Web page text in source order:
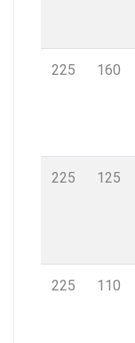
225 160
225 125
225 110